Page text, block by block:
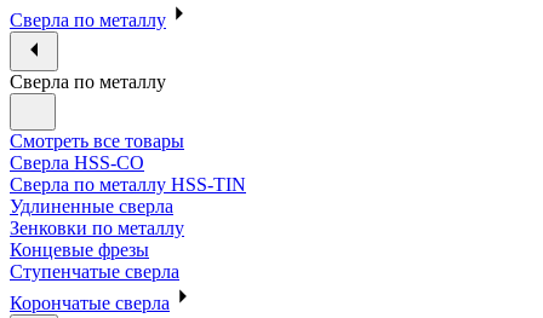
Сверла по металлу
Сверла по металлу
Смотреть все товары
Сверла HSS-CO
Сверла по металлу HSS-TIN
Удлиненные сверла
Зенковки по металлу
Концевые фрезы
Ступенчатые сверла
Корончатые сверла